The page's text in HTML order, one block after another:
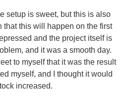
setup is sweet, but this is also
that this will happen on the first
and the project itself is
and it was a smooth day.
to myself that it was the result
myself, and I thought it would
increased.